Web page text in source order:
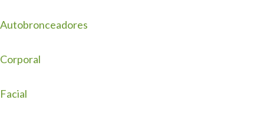
Autobronceadores
Corporal
Facial